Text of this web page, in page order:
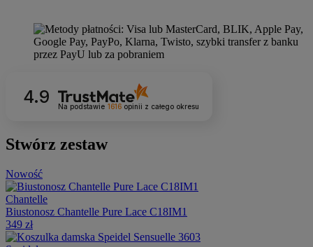
4.9
Na podstawie 1616opinii z całego okresu
Stwórz zestaw
Nowość
Chantelle
Biustonosz Chantelle Pure Lace C18IM1
349 zł